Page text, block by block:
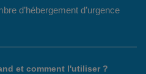
d’hébergement d’urgence
et comment l'utiliser ?